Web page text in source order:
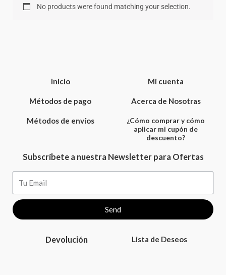
No products were found matching your selection.
Inicio
Métodos de pago
Métodos de envíos
Mi cuenta
Acerca de Nosotras
¿Cómo comprar y cómo
aplicar mi cupón de
descuento?
Subscríbete a nuestra Newsletter para Ofertas
Send
Devolución Lista de Deseos